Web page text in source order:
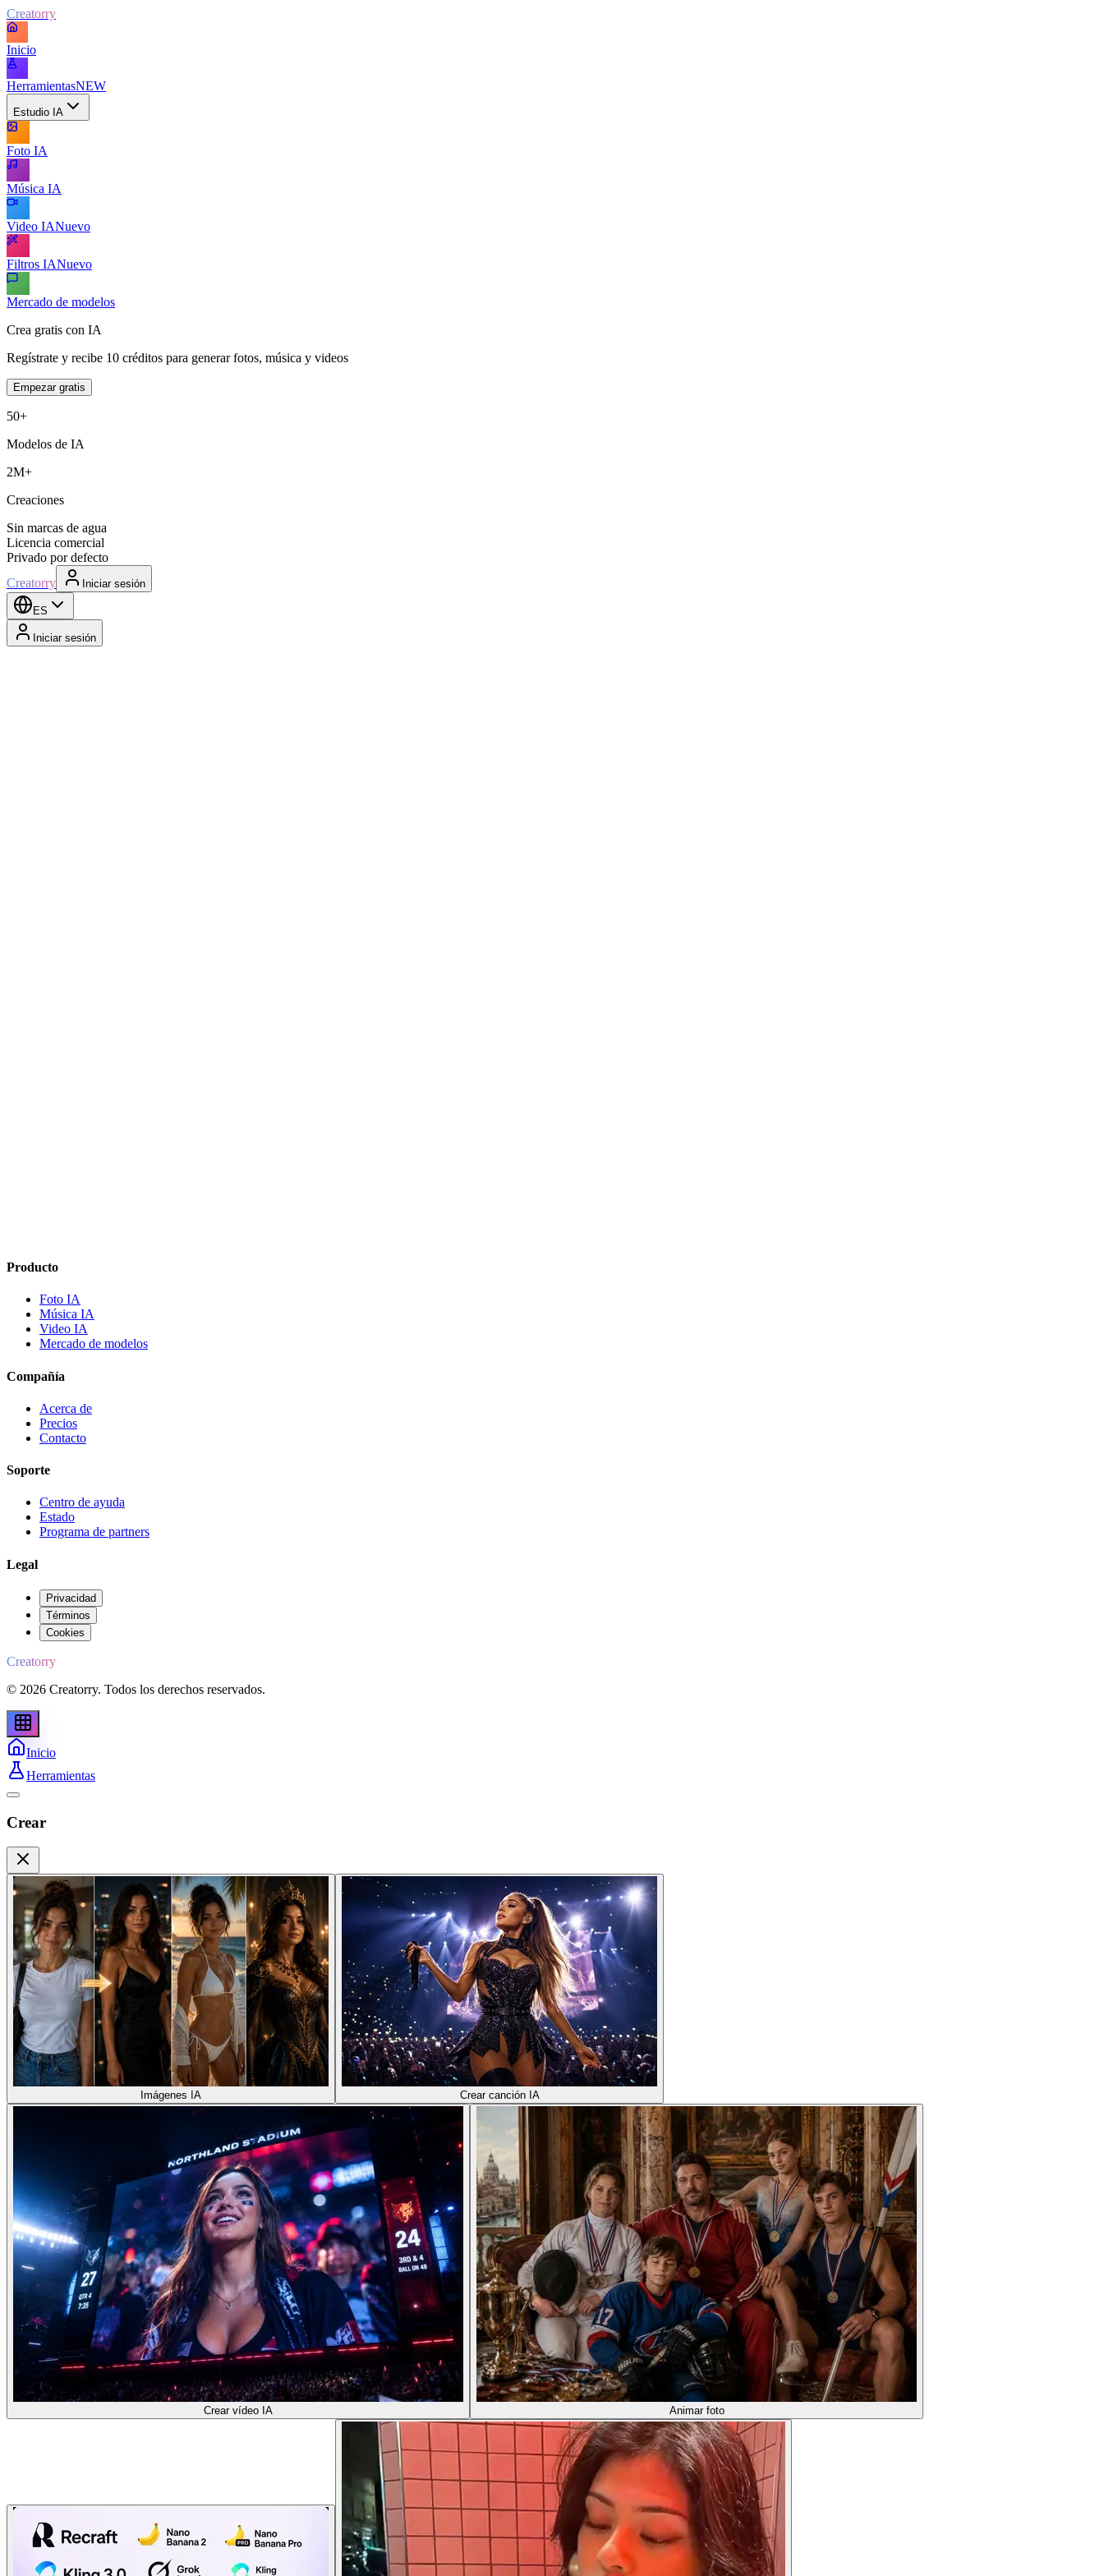
Creatorry
Inicio
HerramientasNEW
Estudio IA
Foto IA
Música IA
Video IANuevo
Filtros IANuevo
Mercado de modelos
Crea gratis con IA
Regístrate y recibe 10 créditos para generar fotos, música y videos
Empezar gratis
50+
Modelos de IA
2M+
Creaciones
Sin marcas de agua
Licencia comercial
Privado por defecto
Creatorry
Iniciar sesión
ES
Iniciar sesión
Producto
Foto IA
Música IA
Video IA
Mercado de modelos
Compañía
Acerca de
Precios
Contacto
Soporte
Centro de ayuda
Estado
Programa de partners
Legal
Privacidad
Términos
Cookies
Creatorry
© 2026 Creatorry. Todos los derechos reservados.
Inicio
Herramientas
Crear
Imágenes IA Crear canción IA
Crear vídeo IA Animar foto